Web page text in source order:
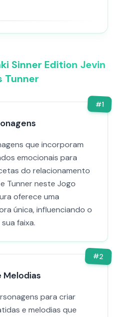
Sinner Edition Jevin
Tunner
#1
que incorporam
emocionais para
do relacionamento
Tunner neste Jogo
oferece uma
única, influenciando o
faixa.
#2
para criar
e melodias que